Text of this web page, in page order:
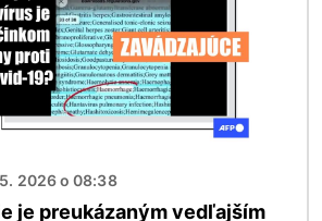
2026 o 08:38
je preukázaným vedľajším